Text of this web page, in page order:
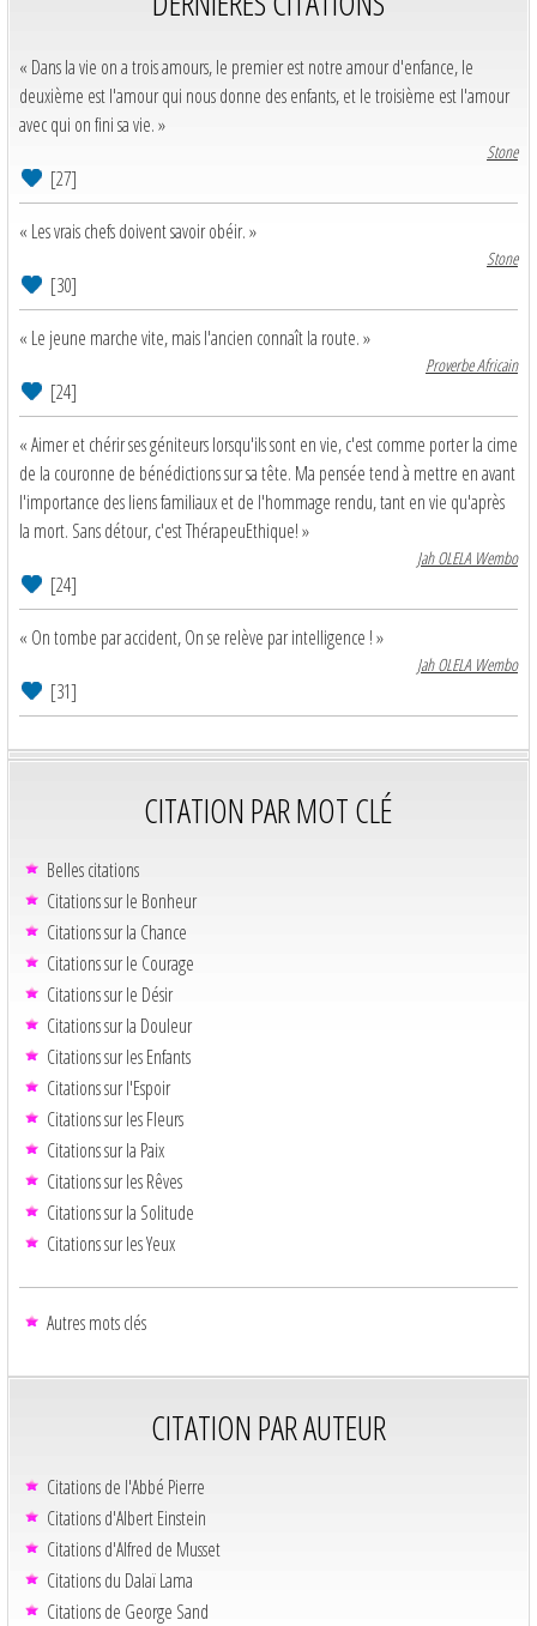
« Dans la vie on a trois amours, le premier est notre amour d'enfance, le
deuxième est l'amour qui nous donne des enfants, et le troisième est l'amour
avec qui on fini sa vie. »
Stone
[27]
« Les vrais chefs doivent savoir obéir. »
Stone
[30]
« Le jeune marche vite, mais l'ancien connaît la route. »
Proverbe Africain
[24]
« Aimer et chérir ses géniteurs lorsqu'ils sont en vie, c'est comme porter la cime
de la couronne de bénédictions sur sa tête. Ma pensée tend à mettre en avant
l'importance des liens familiaux et de l'hommage rendu, tant en vie qu'après
la mort. Sans détour, c'est ThérapeuEthique! »
Jah OLELA Wembo
[24]
« On tombe par accident, On se relève par intelligence ! »
Jah OLELA Wembo
[31]
CITATION PAR MOT CLÉ
Belles citations
Citations sur le Bonheur
Citations sur la Chance
Citations sur le Courage
Citations sur le Désir
Citations sur la Douleur
Citations sur les Enfants
Citations sur l'Espoir
Citations sur les Fleurs
Citations sur la Paix
Citations sur les Rêves
Citations sur la Solitude
Citations sur les Yeux
Autres mots clés
CITATION PAR AUTEUR
Citations de l'Abbé Pierre
Citations d'Albert Einstein
Citations d'Alfred de Musset
Citations du Dalaï Lama
Citations de George Sand